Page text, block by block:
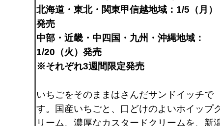
北海道・東北・関東甲信越地域：1/5（月）
発売
中部・近畿・中四国・九州・沖縄地域：
1/20（火）発売
※それぞれ3週間限定発売
いちごをそのままはさんだサンドイッチで
す。国産いちごと、口どけのよいホイップ
リーム、濃厚なカスタードクリームを、新